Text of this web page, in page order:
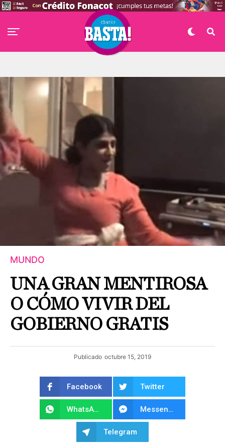
MUNDO
UNA GRAN MENTIROSA
O CÓMO VIVIR DEL
GOBIERNO GRATIS
Publicado octubre 15, 2019
Facebook Twitter
WhatsApp Messenger
Telegram